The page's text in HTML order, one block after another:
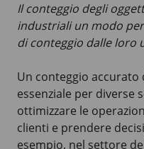
Il conteggio degli
industriali un modo
di conteggio dalle loro
Un conteggio accurato
essenziale per diverse
ottimizzare le
clienti e prendere
esempio, nel settore